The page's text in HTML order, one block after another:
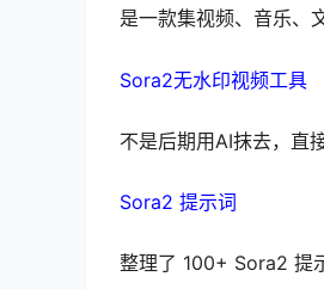
是一款集视频、音乐、
Sora2无水印视频工具
不是后期用AI抹去，直
Sora2 提示词
整理了 100+ Sora2 提